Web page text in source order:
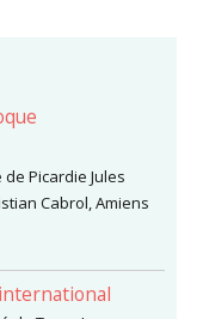
de Picardie Jules
Cabrol, Amiens